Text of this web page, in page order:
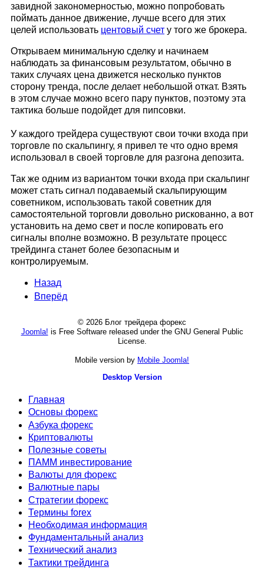
завидной закономерностью, можно попробовать
поймать данное движение, лучше всего для этих
целей использовать центовый счет у того же брокера.
Открываем минимальную сделку и начинаем
наблюдать за финансовым результатом, обычно в
таких случаях цена движется несколько пунктов
сторону тренда, после делает небольшой откат. Взять
в этом случае можно всего пару пунктов, поэтому эта
тактика больше подойдет для пипсовки.
У каждого трейдера существуют свои точки входа при
торговле по скальпингу, я привел те что одно время
использовал в своей торговле для разгона депозита.
Так же одним из вариантом точки входа при скальпинг
может стать сигнал подаваемый скальпирующим
советником, использовать такой советник для
самостоятельной торговли довольно рискованно, а вот
установить на демо свет и после копировать его
сигналы вполне возможно. В результате процесс
трейдинга станет более безопасным и
контролируемым.
Назад
Вперёд
© 2026 Блог трейдера форекс
Joomla! is Free Software released under the GNU General Public
License.
Mobile version by Mobile Joomla!
Desktop Version
Главная
Основы форекс
Азбука форекс
Криптовалюты
Полезные советы
ПАММ инвестирование
Валюты для форекс
Валютные пары
Стратегии форекс
Термины forex
Необходимая информация
Фундаментальный анализ
Технический анализ
Тактики трейдинга